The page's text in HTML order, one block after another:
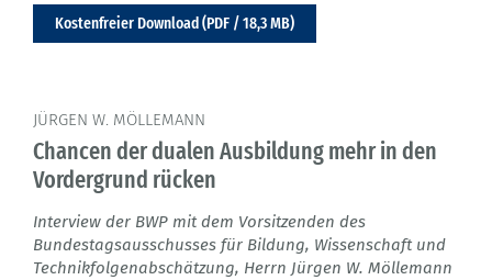
Kostenfreier Download (PDF / 18,3 MB)
JÜRGEN W. MÖLLEMANN
Chancen der dualen Ausbildung mehr in den
Vordergrund rücken
Interview der BWP mit dem Vorsitzenden des
Bundestagsausschusses für Bildung, Wissenschaft und
Technikfolgenabschätzung, Herrn Jürgen W. Möllemann